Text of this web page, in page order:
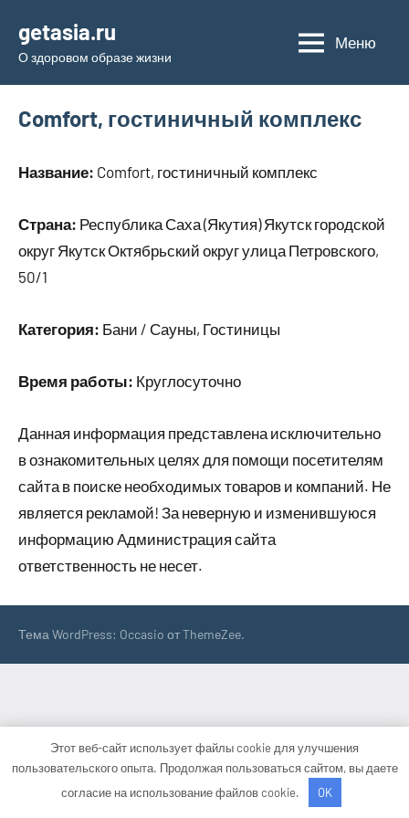
содержимому
getasia.ru
О здоровом образе жизни
Меню
Comfort, гостиничный комплекс
Название: Comfort, гостиничный комплекс
Страна: Республика Саха (Якутия) Якутск городской
округ Якутск Октябрьский округ улица Петровского,
50/1
Категория: Бани / Сауны, Гостиницы
Время работы: Круглосуточно
Данная информация представлена исключительно
в ознакомительных целях для помощи посетителям
сайта в поиске необходимых товаров и компаний. Не
является рекламой! За неверную и изменившуюся
информацию Администрация сайта
ответственность не несет.
Тема WordPress: Occasio от ThemeZee.
Этот веб-сайт использует файлы cookie для улучшения
пользовательского опыта. Продолжая пользоваться сайтом, вы даете
согласие на использование файлов cookie.
OK